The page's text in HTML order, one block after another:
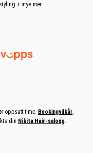
+ mye mer
oppsatt time. Bookingvilkår.
din Nikita Hair-salong.